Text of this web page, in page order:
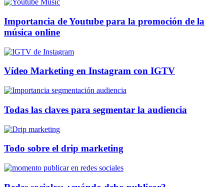
Importancia de Youtube para la promoción de la
música online
Vídeo Marketing en Instagram con IGTV
Todas las claves para segmentar la audiencia
Todo sobre el drip marketing